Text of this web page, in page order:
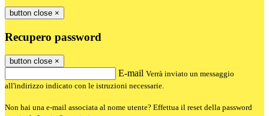
button close ×
Recupero password
button close ×
E-mail Verrà inviato un messaggio
all'indirizzo indicato con le istruzioni necessarie.
Non hai una e-mail associata al nome utente? Effettua il reset della password